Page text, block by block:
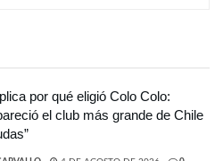
por qué eligió Colo Colo:
el club más grande de Chile